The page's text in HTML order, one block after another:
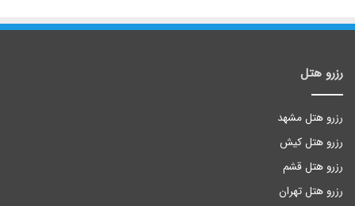
رزرو هتل
رزرو هتل مشهد
رزرو هتل کیش
رزرو هتل قشم
رزرو هتل تهران